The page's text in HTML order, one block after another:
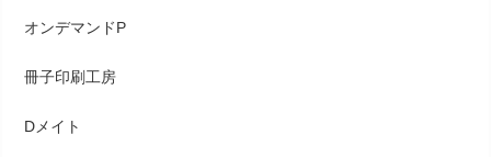
オンデマンドP
冊子印刷工房
Dメイト